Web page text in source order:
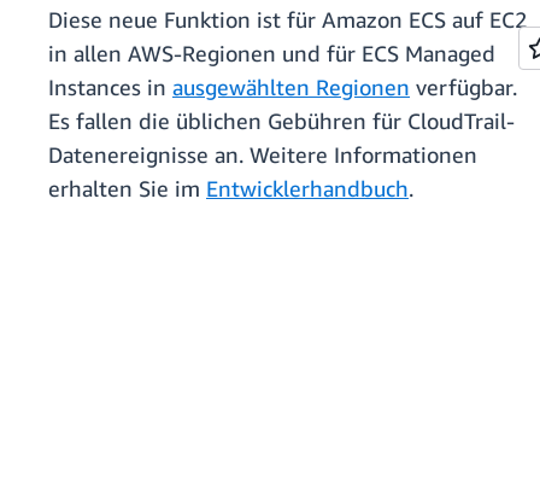
Diese neue Funktion ist für Amazon ECS auf EC2
in allen AWS-Regionen und für ECS Managed
Instances in ausgewählten Regionen verfügbar.
Es fallen die üblichen Gebühren für CloudTrail-
Datenereignisse an. Weitere Informationen
erhalten Sie im Entwicklerhandbuch.